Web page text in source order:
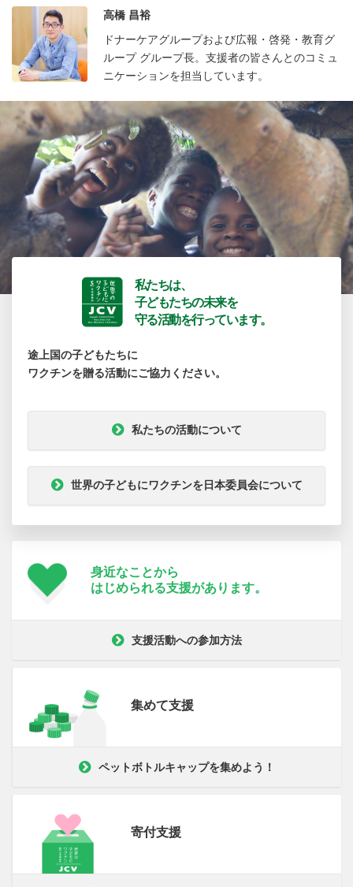
高橋 昌裕
ドナーケアグループおよび広報・啓発・教育グ
ループ グループ長。支援者の皆さんとのコミュ
ニケーションを担当しています。
私たちは、
子どもたちの未来を
守る活動を行っています。
途上国の子どもたちに
ワクチンを贈る活動にご協力ください。
私たちの活動について
世界の子どもにワクチンを日本委員会について
身近なことから
はじめられる支援があります。
支援活動への参加方法
集めて支援
ペットボトルキャップを集めよう！
寄付支援